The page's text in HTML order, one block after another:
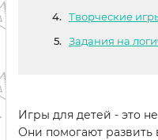
Творческие
Задания на
Игры для детей - это
Они помогают развить